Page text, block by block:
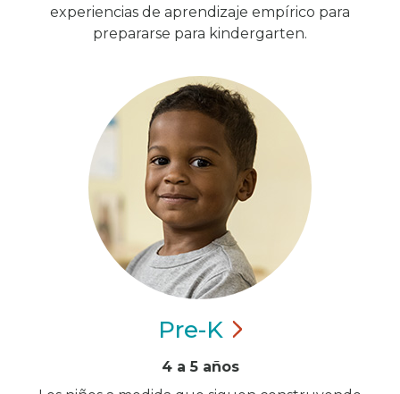
experiencias de aprendizaje empírico para
prepararse para kindergarten.
Pre-K
4 a 5 años